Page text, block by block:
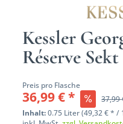
Kessler
Réserve
Preis pro Flasche
36,99 € * 37,99
Inhalt:0.75 Liter (49,32 € * /